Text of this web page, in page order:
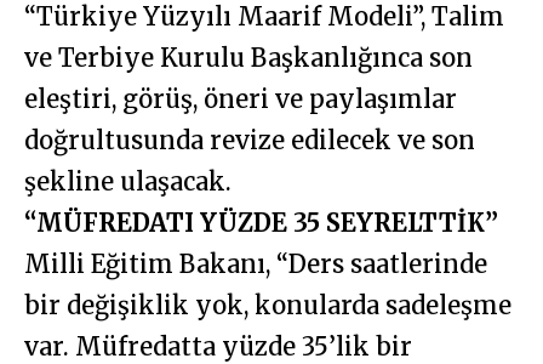
“Türkiye Yüzyılı Maarif Modeli”, Talim
ve Terbiye Kurulu Başkanlığınca son
eleştiri, görüş, öneri ve paylaşımlar
doğrultusunda revize edilecek ve son
şekline ulaşacak.
“MÜFREDATI YÜZDE 35 SEYRELTTİK”
Milli Eğitim Bakanı, “Ders saatlerinde
bir değişiklik yok, konularda sadeleşme
var. Müfredatta yüzde 35’lik bir